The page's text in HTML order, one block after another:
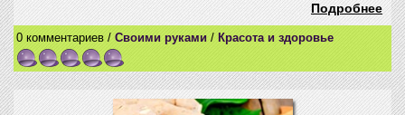
Подробнее
0 комментариев / Своими руками / Красота и здоровье